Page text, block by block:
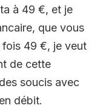
à 49 €, et je
que vous
fois 49 €, je veut
de cette
soucis avec
débit.